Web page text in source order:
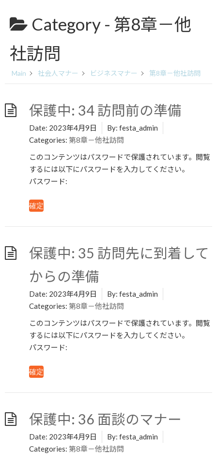
ッ
移
Category - 第8章－他
社訪問
Main 社会人マナー ビジネスマナー 第8章－他社訪問
保護中: 34 訪問前の準備
Date: 2023年4月9日 By: festa_admin
Categories: 第8章－他社訪問
このコンテンツはパスワードで保護されています。閲覧
するには以下にパスワードを入力してください。
パスワード:
保護中: 35 訪問先に到着して
からの準備
Date: 2023年4月9日 By: festa_admin
Categories: 第8章－他社訪問
このコンテンツはパスワードで保護されています。閲覧
するには以下にパスワードを入力してください。
パスワード:
保護中: 36 面談のマナー
Date: 2023年4月9日 By: festa_admin
Categories: 第8章－他社訪問